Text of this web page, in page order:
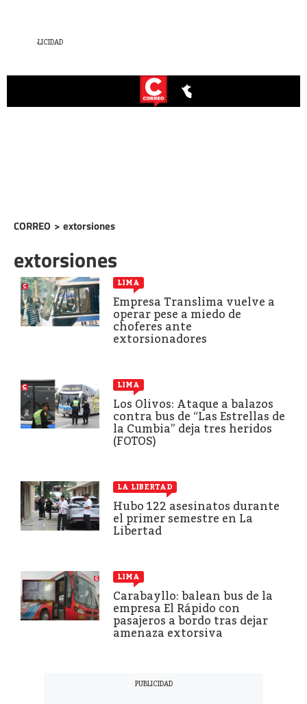
CORREO > extorsiones
extorsiones
LIMA
Empresa Translima vuelve a
operar pese a miedo de
choferes ante
extorsionadores
LIMA
Los Olivos: Ataque a balazos
contra bus de “Las Estrellas de
la Cumbia” deja tres heridos
(FOTOS)
LA LIBERTAD
Hubo 122 asesinatos durante
el primer semestre en La
Libertad
LIMA
Carabayllo: balean bus de la
empresa El Rápido con
pasajeros a bordo tras dejar
amenaza extorsiva